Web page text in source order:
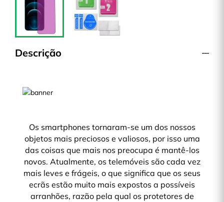
Descrição
Os smartphones tornaram-se um dos nossos
objetos mais preciosos e valiosos, por isso uma
das coisas que mais nos preocupa é mantê-los
novos. Atualmente, os telemóveis são cada vez
mais leves e frágeis, o que significa que os seus
ecrãs estão muito mais expostos a possíveis
arranhões, razão pela qual os protetores de